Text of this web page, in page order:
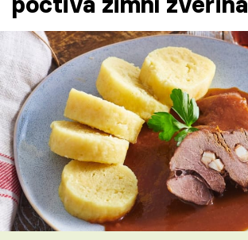
Témata
Recepty
Články
TV Program
Škola vaření
Recepty z TV